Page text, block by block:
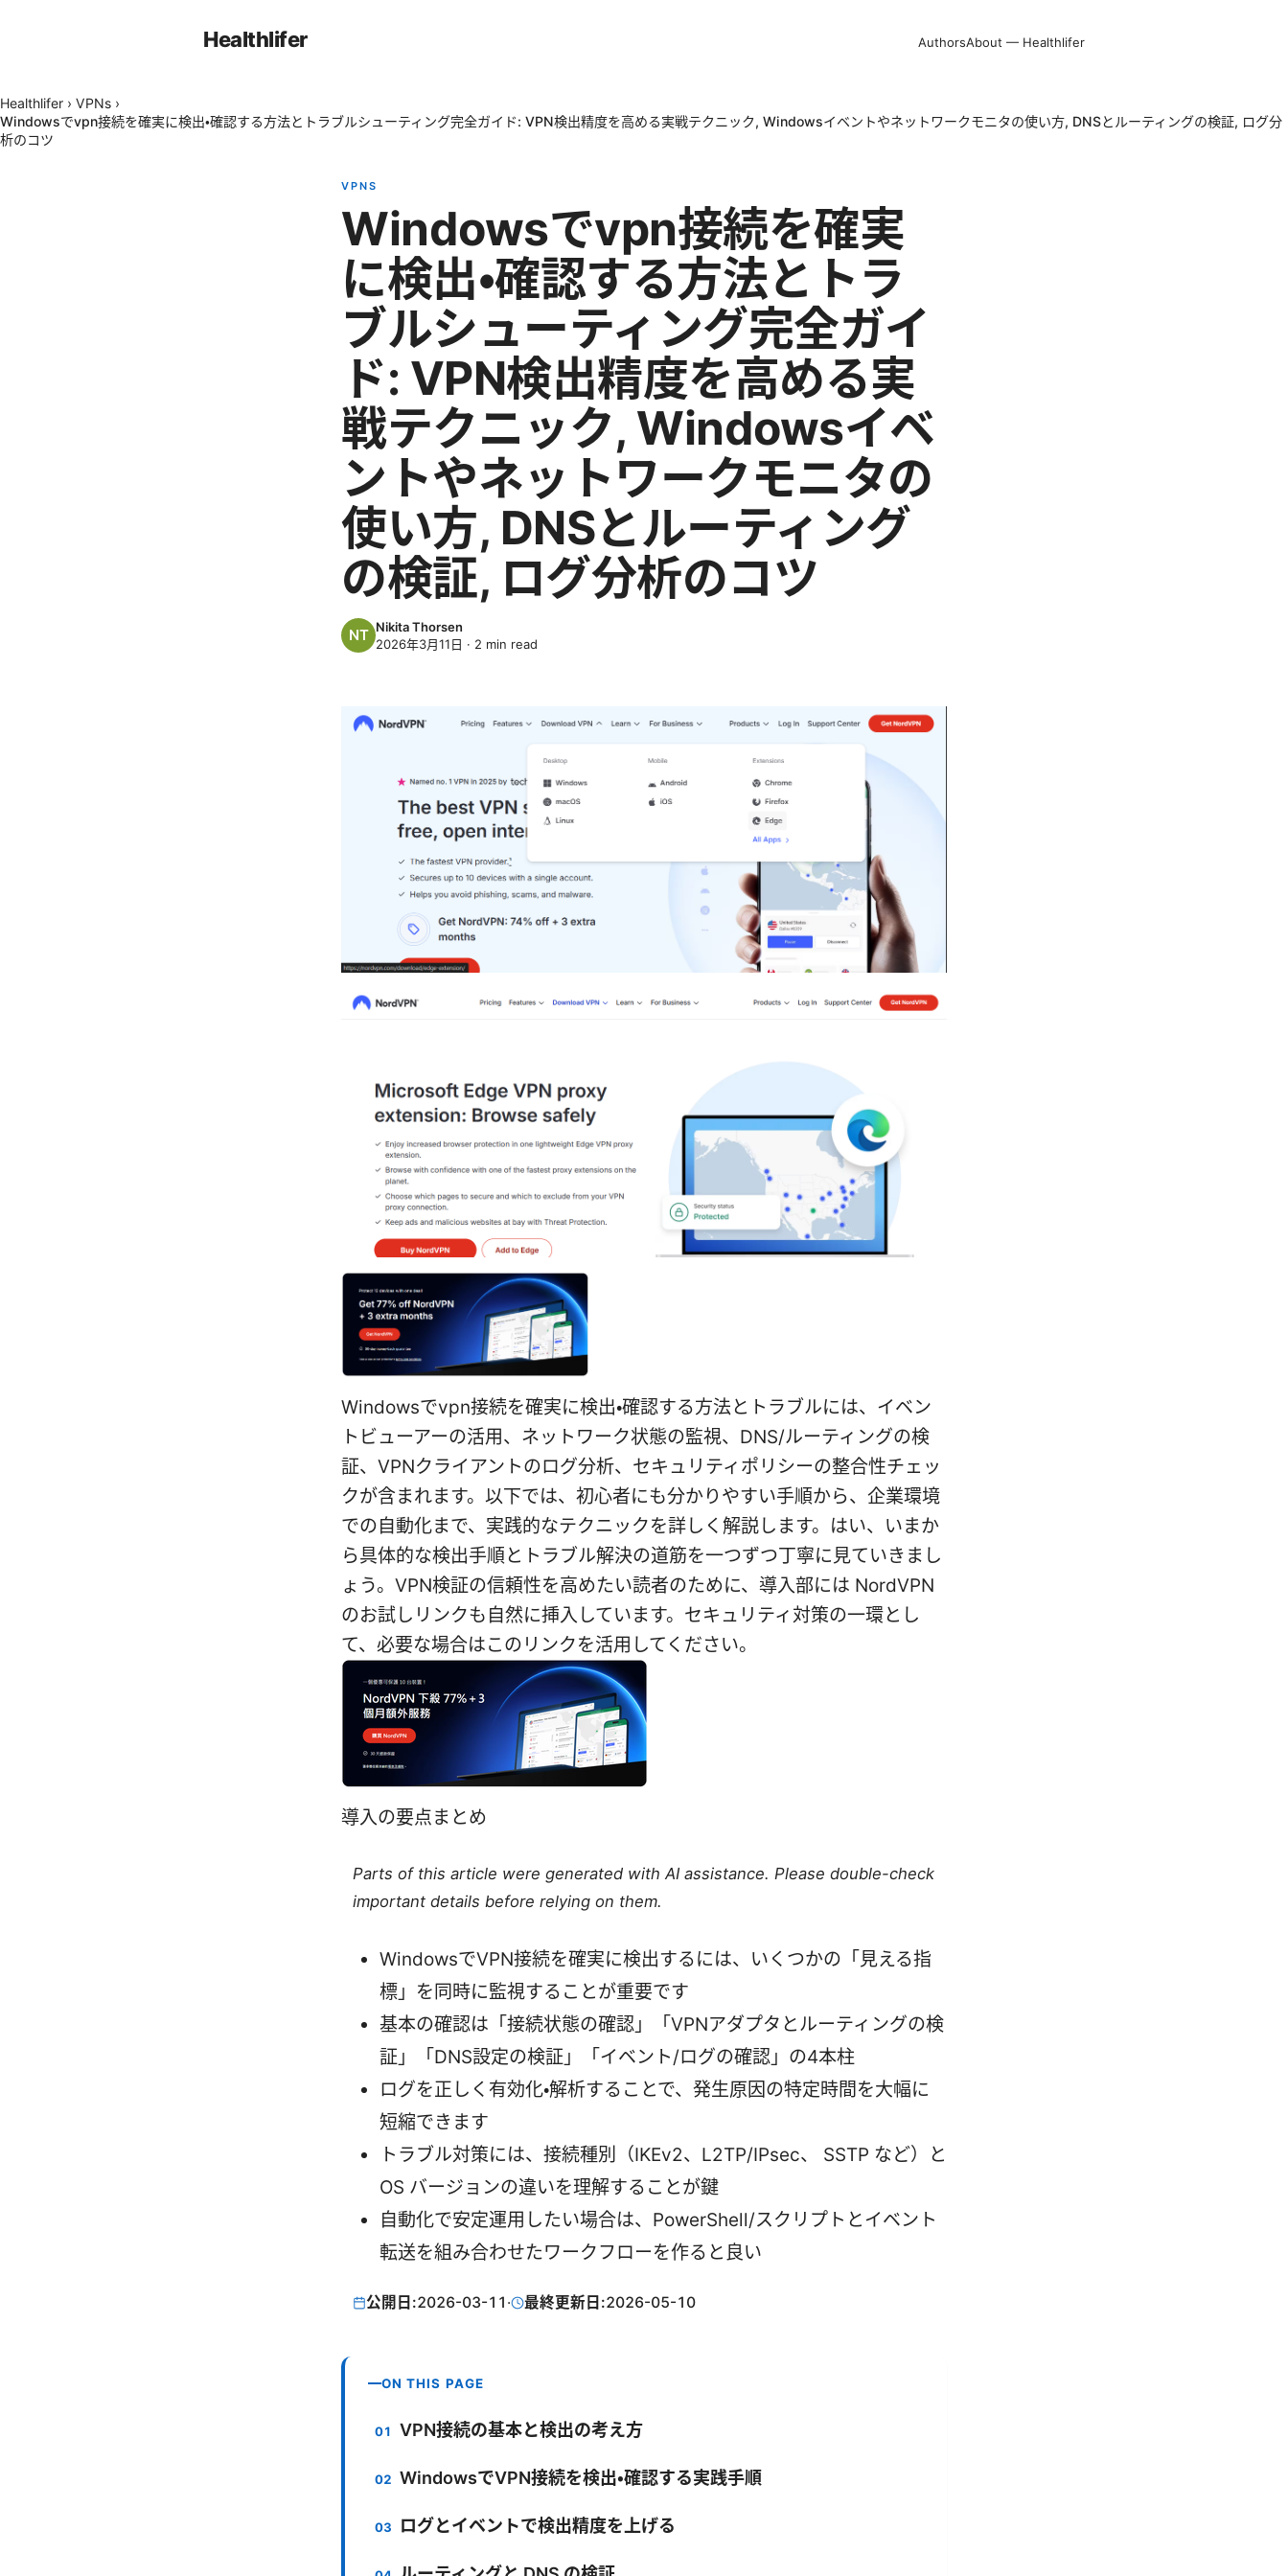
Healthlifer AuthorsAbout — Healthlifer
Healthlifer › VPNs ›
Windowsでvpn接続を確実に検出・確認する方法とトラブルシューティング完全ガイド: VPN検出精度を高める実戦テクニック, Windowsイベントやネットワークモニタの使い方, DNSとルーティングの検証, ログ分
析のコツ
VPNS
Windowsでvpn接続を確実
に検出・確認する方法とトラ
ブルシューティング完全ガイ
ド: VPN検出精度を高める実
戦テクニック, Windowsイベ
ントやネットワークモニタの
使い方, DNSとルーティング
の検証, ログ分析のコツ
Nikita Thorsen
2026年3月11日 · 2 min read
Windowsでvpn接続を確実に検出・確認する方法とトラブルには、イベン
トビューアーの活用、ネットワーク状態の監視、DNS/ルーティングの検
証、VPNクライアントのログ分析、セキュリティポリシーの整合性チェッ
クが含まれます。以下では、初心者にも分かりやすい手順から、企業環境
での自動化まで、実践的なテクニックを詳しく解説します。はい、いまか
ら具体的な検出手順とトラブル解決の道筋を一つずつ丁寧に見ていきまし
ょう。VPN検証の信頼性を高めたい読者のために、導入部には NordVPN
のお試しリンクも自然に挿入しています。セキュリティ対策の一環とし
て、必要な場合はこのリンクを活用してください。
導入の要点まとめ
Parts of this article were generated with AI assistance. Please double-check
important details before relying on them.
WindowsでVPN接続を確実に検出するには、いくつかの「見える指
標」を同時に監視することが重要です
基本の確認は「接続状態の確認」「VPNアダプタとルーティングの検
証」「DNS設定の検証」「イベント/ログの確認」の4本柱
ログを正しく有効化・解析することで、発生原因の特定時間を大幅に
短縮できます
トラブル対策には、接続種別（IKEv2、L2TP/IPsec、 SSTP など）と
OS バージョンの違いを理解することが鍵
自動化で安定運用したい場合は、PowerShell/スクリプトとイベント
転送を組み合わせたワークフローを作ると良い
公開日:2026-03-11 · 最終更新日:2026-05-10
ON THIS PAGE
VPN接続の基本と検出の考え方
WindowsでVPN接続を検出・確認する実践手順
ログとイベントで検出精度を上げる